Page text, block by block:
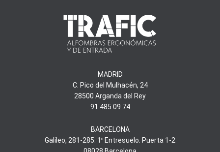
MADRID
C. Pico del Mulhacén, 24
28500 Arganda del Rey
91 485 09 74
BARCELONA
Galileo, 281-285. 1º Entresuelo. Puerta 1-2